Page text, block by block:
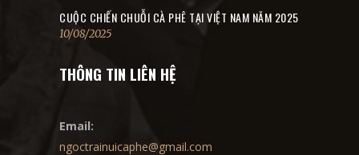
CUỘC CHIẾN CHUỖI CÀ PHÊ TẠI VIỆT NAM NĂM 2025
10/08/2025
THÔNG TIN LIÊN HỆ
Email:
ngoctrainuicaphe@gmail.com